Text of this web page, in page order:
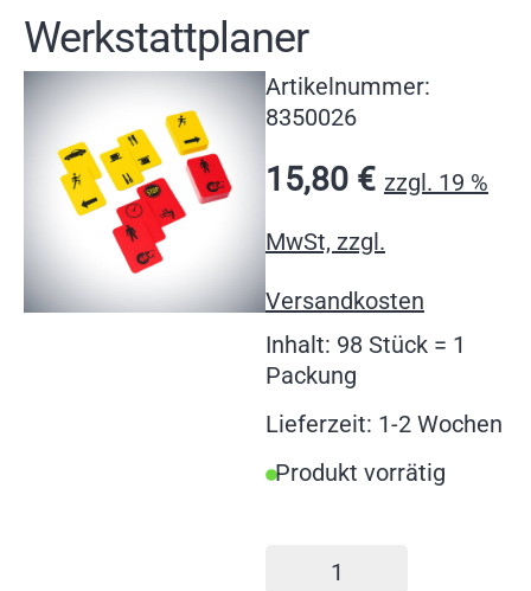
Werkstattplaner
Artikelnummer:
8350026
15,80 € zzgl. 19 %
MwSt, zzgl.
Versandkosten
Inhalt: 98 Stück = 1
Packung
Lieferzeit: 1-2 Wochen
Produkt vorrätig